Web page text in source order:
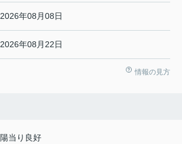
2026年08月08日
2026年08月22日
情報の見方
陽当り良好